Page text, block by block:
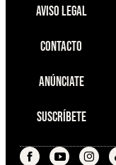
Aviso Legal
Contacto
Anúnciate
Suscríbete